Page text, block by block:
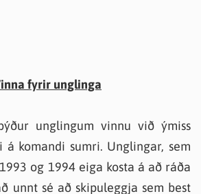
fyrir unglinga
unglingum vinnu við ýmiss
á komandi sumri. Unglingar, sem
og 1994 eiga kosta á að ráða
unnt sé að skipuleggja sem best